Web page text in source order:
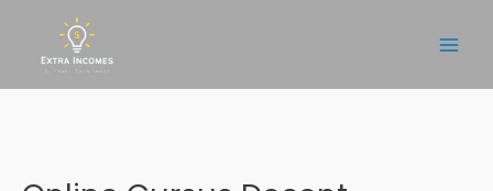
inhoud